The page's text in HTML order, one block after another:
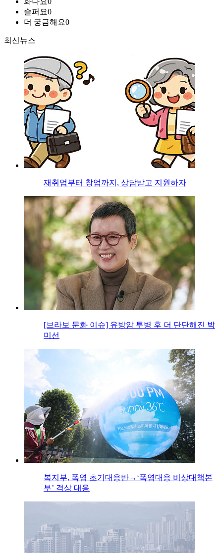
슬퍼요0
더 궁금해요0
최신뉴스
재취업부터 창업까지, 상담받고 지원하자
[브라보 문화 이슈] 유방암 투병 후 더 단단해진 박
미선
복지부, 폭염 초기대응반→‘폭염대응 비상대책본
부’ 격상 대응